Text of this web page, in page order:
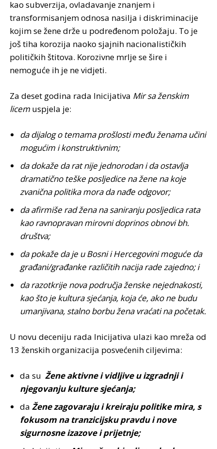
kao subverzija, ovladavanje znanjem i
transformisanjem odnosa nasilja i diskriminacije
kojim se žene drže u podređenom položaju. To je
još tiha korozija naoko sjajnih nacionalističkih
političkih štitova. Korozivne mrlje se šire i
nemoguće ih je ne vidjeti.
Za deset godina rada Inicijativa Mir sa ženskim
licem uspjela je:
da dijalog o temama prošlosti među ženama učini
mogućim i konstruktivnim;
da dokaže da rat nije jednorodan i da ostavlja
dramatično teške posljedice na žene na koje
zvanična politika mora da nađe odgovor;
da afirmiše rad žena na saniranju posljedica rata
kao ravnopravan mirovni doprinos obnovi bh.
društva;
da pokaže da je u Bosni i Hercegovini moguće da
građani/građanke različitih nacija rade zajedno; i
da razotkrije nova područja ženske nejednakosti,
kao što je kultura sjećanja, koja će, ako ne budu
umanjivana, stalno borbu žena vraćati na početak.
U novu deceniju rada Inicijativa ulazi kao mreža od
13 ženskih organizacija posvećenih ciljevima:
da su Žene aktivne i vidljive u izgradnji i
njegovanju kulture sjećanja;
da Žene zagovaraju i kreiraju politike mira, s
fokusom na tranzicijsku pravdu i nove
sigurnosne izazove i prijetnje;